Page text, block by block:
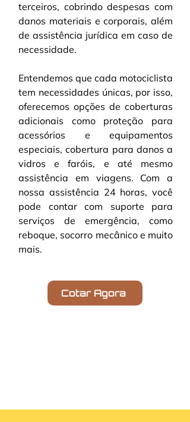
terceiros, cobrindo despesas com
danos materiais e corporais, além
de assistência jurídica em caso de
necessidade.
Entendemos que cada motociclista
tem necessidades únicas, por isso,
oferecemos opções de coberturas
adicionais como proteção para
acessórios e equipamentos
especiais, cobertura para danos a
vidros e faróis, e até mesmo
assistência em viagens. Com a
nossa assistência 24 horas, você
pode contar com suporte para
serviços de emergência, como
reboque, socorro mecânico e muito
mais.
Cotar Agora